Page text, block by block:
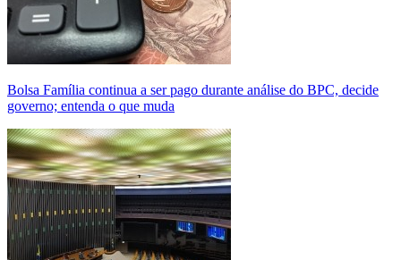
Bolsa Família continua a ser pago durante análise do BPC, decide
governo; entenda o que muda